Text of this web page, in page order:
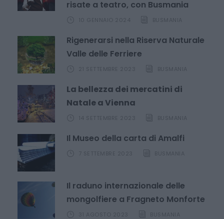
risate a teatro, con Busmania
10 GENNAIO 2024 BUSMANIA
Rigenerarsi nella Riserva Naturale
Valle delle Ferriere
21 SETTEMBRE 2023 BUSMANIA
La bellezza dei mercatini di
Natale a Vienna
14 SETTEMBRE 2023 BUSMANIA
Il Museo della carta di Amalfi
7 SETTEMBRE 2023 BUSMANIA
Il raduno internazionale delle
mongolfiere a Fragneto Monforte
31 AGOSTO 2023 BUSMANIA